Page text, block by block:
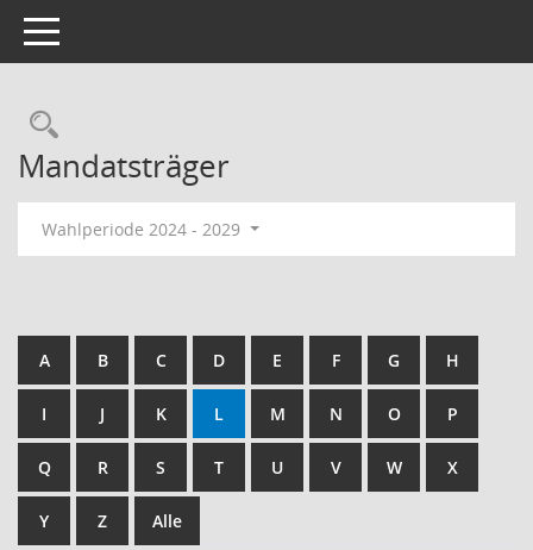
Toggle navigation
Rechercheauswahl
Mandatsträger
Wahlperiode 2024 - 2029
A B C D E F G H
I J K L M N O P
Q R S T U V W X
Y Z Alle